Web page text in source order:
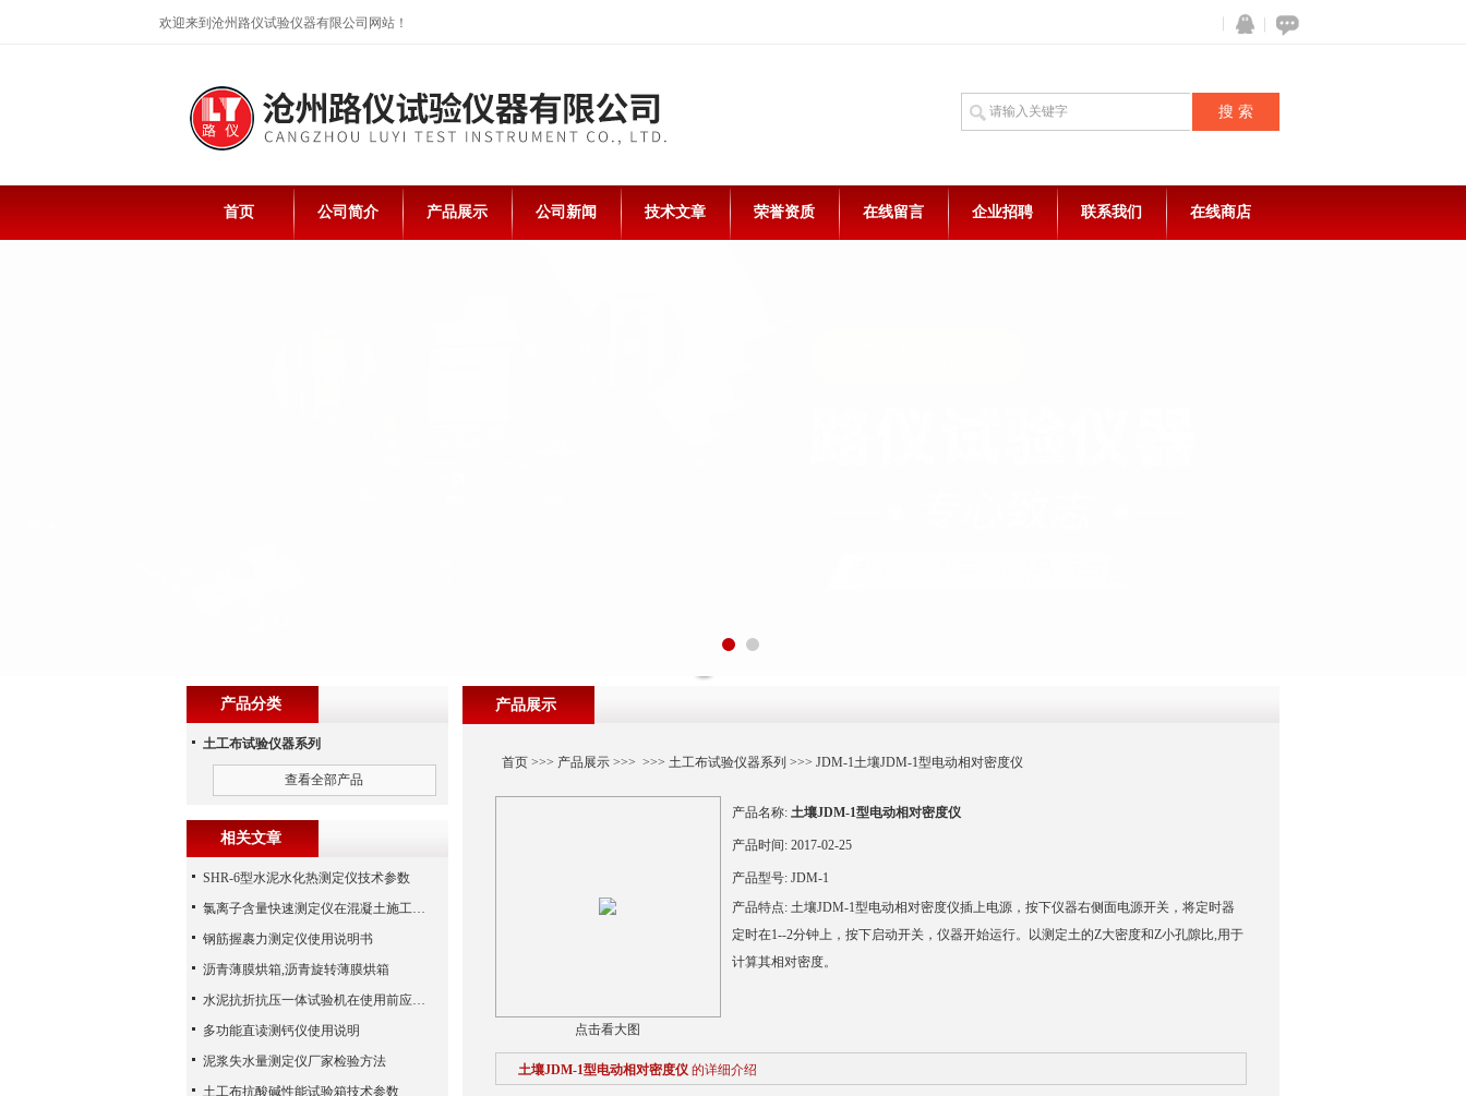
欢迎来到沧州路仪试验仪器有限公司网站！
首页 公司简介 产品展示 公司新闻 技术文章 荣誉资质 在线留言 企业招聘 联系我们 在线商店
产品展示
首页>>> 产品展示>>> >>> 土工布试验仪器系列 >>> JDM-1土壤JDM-1型电动相对密度仪
点击看大图
产品名称: 土壤JDM-1型电动相对密度仪
产品时间: 2017-02-25
产品型号: JDM-1
产品特点: 土壤JDM-1型电动相对密度仪插上电源，按下仪器右侧面电源开关，将定时器
定时在1--2分钟上，按下启动开关，仪器开始运行。以测定土的Z大密度和Z小孔隙比,用于
计算其相对密度。
土壤JDM-1型电动相对密度仪 的详细介绍
产品分类
土工布试验仪器系列
查看全部产品
相关文章
SHR-6型水泥水化热测定仪技术参数
氯离子含量快速测定仪在混凝土施工现场的使用
钢筋握裹力测定仪使用说明书
沥青薄膜烘箱,沥青旋转薄膜烘箱
水泥抗折抗压一体试验机在使用前应该做哪些检查工作
多功能直读测钙仪使用说明
泥浆失水量测定仪厂家检验方法
土工布抗酸碱性能试验箱技术参数